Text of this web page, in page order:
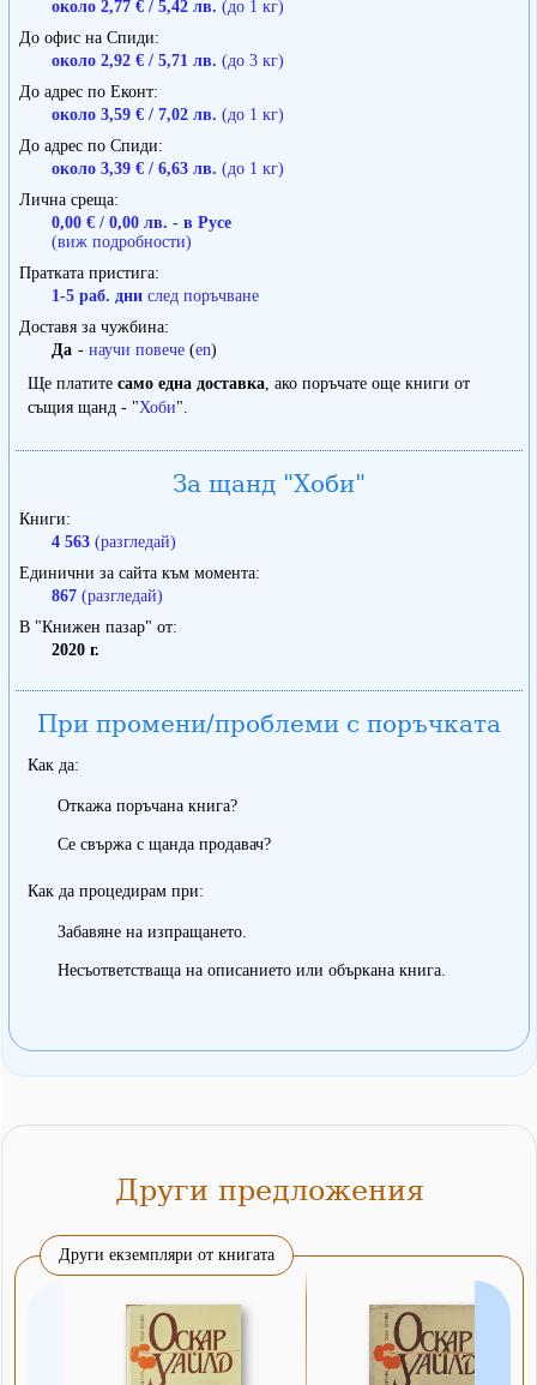
около 2,77 € / 5,42 лв. (до 1 кг)
До офис на Спиди
около 2,92 € / 5,71 лв. (до 3 кг)
До адрес по Еконт
около 3,59 € / 7,02 лв. (до 1 кг)
До адрес по Спиди
около 3,39 € / 6,63 лв. (до 1 кг)
Лична среща
0,00 € / 0,00 лв. - в Русе
(виж подробности)
Пратката пристига
1-5 раб. дни след поръчване
Доставя за чужбина
Да - научи повече (en)
Ще платите само една доставка, ако поръчате още книги от
същия щанд - "Хоби".
За щанд "Хоби"
Книги
4 563 (разгледай)
Единични за сайта към момента
867 (разгледай)
В "Книжен пазар" от
2020 г.
При промени/проблеми с поръчката
Как да:
Откажа поръчана книга?
Се свържа с щанда продавач?
Как да процедирам при:
Забавяне на изпращането.
Несъответстваща на описанието или объркана книга.
Други предложения
Други екземпляри от книгата